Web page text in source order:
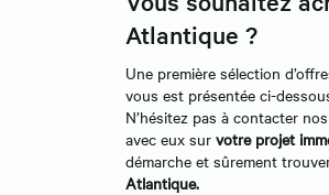
Atlantique ?
Une première sélection
vous est présentée ci-
N’hésitez pas à contacter
avec eux sur votre projet
démarche et sûrement
Atlantique.